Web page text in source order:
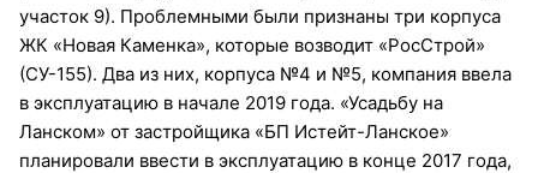
участок 9). Проблемными были признаны три корпуса
ЖК «Новая Каменка», которые возводит «РосСтрой»
(СУ-155). Два из них, корпуса №4 и №5, компания ввела
в эксплуатацию в начале 2019 года. «Усадьбу на
Ланском» от застройщика «БП Истейт-Ланское»
планировали ввести в эксплуатацию в конце 2017 года,